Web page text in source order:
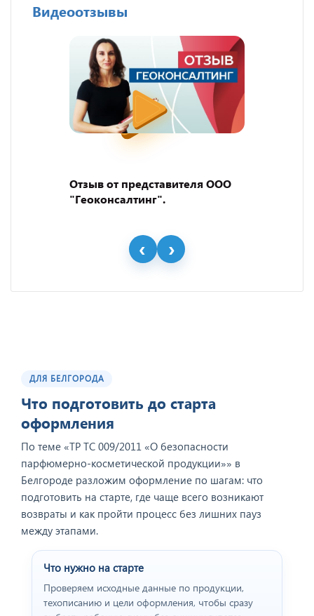
Видеоотзывы
Отзыв от представителя ООО
"Геоконсалтинг".
ДЛЯ БЕЛГОРОДА
Что подготовить до старта
оформления
По теме «ТР ТС 009/2011 «О безопасности
парфюмерно-косметической продукции»» в
Белгороде разложим оформление по шагам: что
подготовить на старте, где чаще всего возникают
возвраты и как пройти процесс без лишних пауз
между этапами.
Что нужно на старте
Проверяем исходные данные по продукции,
техописанию и цели оформления, чтобы сразу